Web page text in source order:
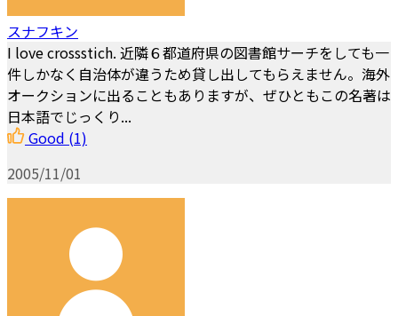
スナフキン
I love crossstich. 近隣６都道府県の図書館サーチをしても一
件しかなく自治体が違うため貸し出してもらえません。海外
オークションに出ることもありますが、ぜひともこの名著は
日本語でじっくり...
Good (1)
2005/11/01